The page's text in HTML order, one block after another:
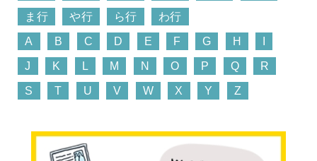
ま行 や行 ら行 わ行
A B C D E F G H
J K L M N O P Q R
S T U V W X Y Z